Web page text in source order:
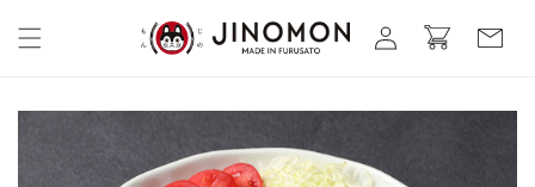
ンツに
進む
グ
イ
ー